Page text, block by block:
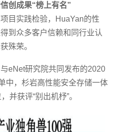
创成果“榜上有名”
目实践检验，HuaYan的性
到众多客户信赖和同行业认
殊荣。
eNet研究院共同发布的2020
中，杉岩高性能安全存储一体
并获评“别出机杼”。